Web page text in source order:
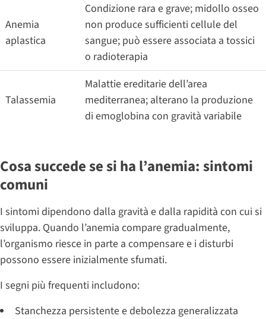
Anemia
aplastica
Condizione rara e grave; midollo osseo
non produce sufficienti cellule del
sangue; può essere associata a tossici
o radioterapia
Talassemia
Malattie ereditarie dell’area
mediterranea; alterano la produzione
di emoglobina con gravità variabile
Cosa succede se si ha l’anemia: sintomi
comuni
I sintomi dipendono dalla gravità e dalla rapidità con cui si
sviluppa. Quando l’anemia compare gradualmente,
l’organismo riesce in parte a compensare e i disturbi
possono essere inizialmente sfumati.
I segni più frequenti includono:
Stanchezza persistente e debolezza generalizzata